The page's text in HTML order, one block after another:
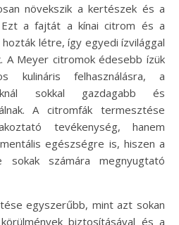
növekszik a kertészek és a
Ezt a fajtát a kínai citrom és a
létre, így egyedi ízvilággal
A Meyer citromok édesebb ízük
kulináris felhasználásra, a
sokkal gazdagabb és
A citromfák termesztése
tevékenység, hanem
egészségre is, hiszen a
sokak számára megnyugtató
egyszerűbb, mint azt sokan
biztosításával és a